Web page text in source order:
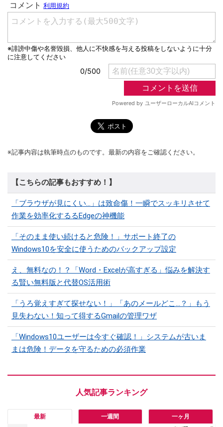
※記事内容は執筆時点のものです。最新の内容をご確認ください。
【こちらの記事もおすすめ！】
「ブラウザが見にくい...」は致命傷！一瞬でスッキリさせて
作業を効率化するるEdgeの神機能
「そのまま使い続けると危険！」サポート終了の
Windows10を安全に使うためのバックアップ設定
え、無料なの！？「Word・Excelが高すぎる」悩みを解決す
る賢い無料版と代替OS活用術
「うろ覚えすぎて探せない！」「あのメールどこ...？」もう
見失わない！知って得するGmailの管理ワザ
「Windows10ユーザーは今すぐ確認！」システムが古いま
まは危険！データを守るための必須作業
最新 一週間 一ヶ月